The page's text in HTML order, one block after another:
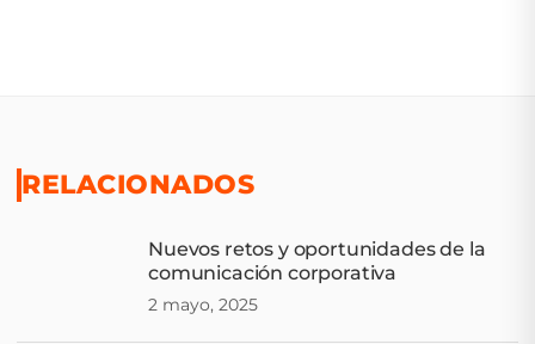
RELACIONADOS
Nuevos retos y oportunidades de la
comunicación corporativa
2 mayo, 2025